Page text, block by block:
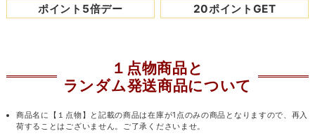
ポイント5倍デー
20ポイントGET
１点物商品と
ランダム発送商品について
商品名に【１点物】と記載の商品は在庫が1点のみの商品となりますので、再入
荷することはございません。ご了承くださいませ。